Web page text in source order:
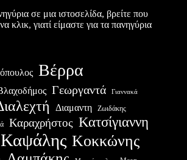
σε μια ιστοσελίδα, βρείτε που
κλικ, γιατί είμαστε για τα πανηγύρια
Βέρρα
Γεωργαντά Γιαννακά
Διαμαντη Ζωιδάκης
Καραχρήστος Κατσίγιαννη
Καψάλης Κοκκώνης